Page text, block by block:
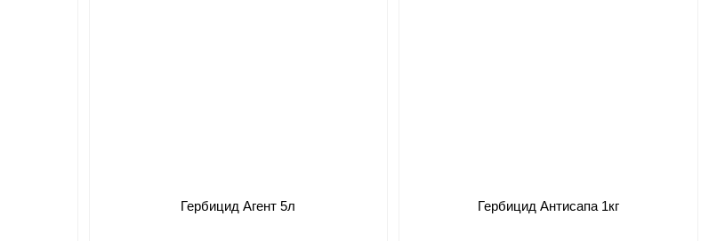
Гербицид Агент 5л Гербицид Антисапа 1кг